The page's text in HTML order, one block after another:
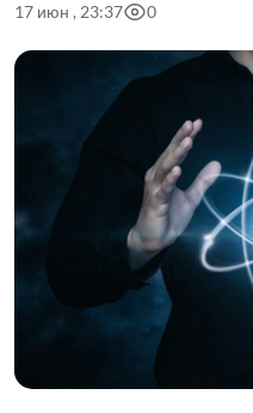
17 июн , 23:37 0